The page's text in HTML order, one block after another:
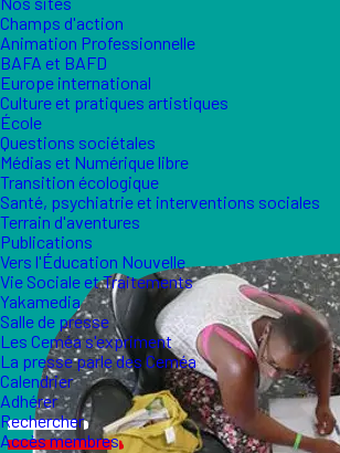
Champs d'action
Animation Professionnelle
BAFA et BAFD
Europe international
Culture et pratiques artistiques
École
Questions sociétales
Médias et Numérique libre
Transition écologique
Santé, psychiatrie et interventions sociales
Terrain d'aventures
Publications
Vers l'Éducation Nouvelle
Vie Sociale et Traitements
Yakamedia
Salle de presse
Les Ceméa s'expriment
La presse parle des Ceméa
Calendrier
Adhérer
Rechercher
Accès membres